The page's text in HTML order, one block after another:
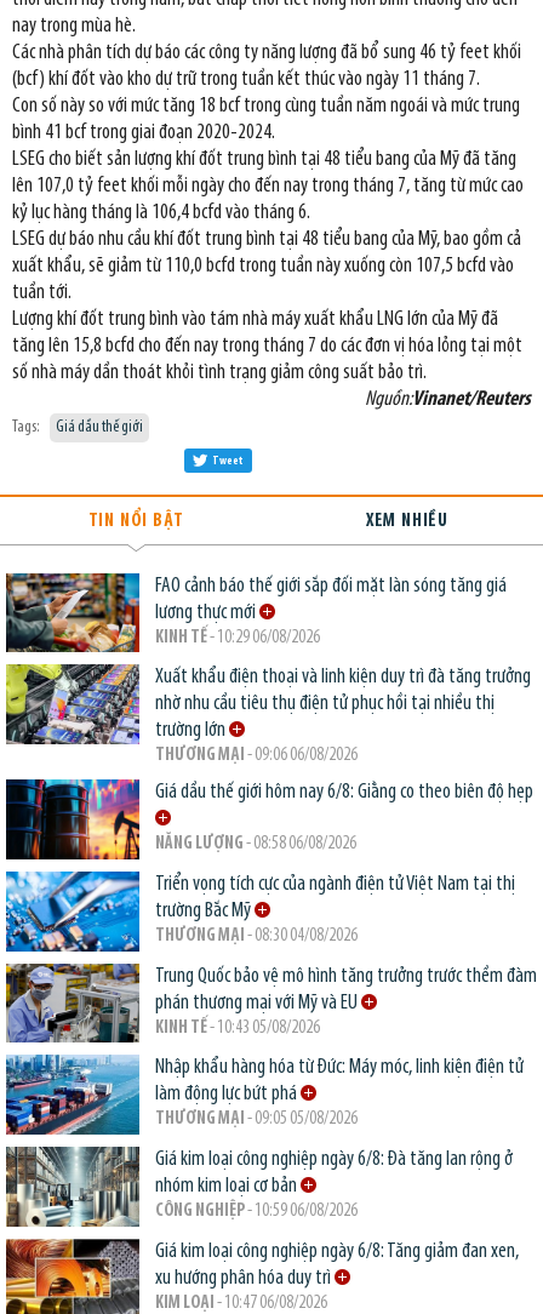
nay trong mùa hè.
Các nhà phân tích dự báo các công ty năng lượng đã bổ sung 46 tỷ feet khối
(bcf) khí đốt vào kho dự trữ trong tuần kết thúc vào ngày 11 tháng 7.
Con số này so với mức tăng 18 bcf trong cùng tuần năm ngoái và mức trung
bình 41 bcf trong giai đoạn 2020-2024.
LSEG cho biết sản lượng khí đốt trung bình tại 48 tiểu bang của Mỹ đã tăng
lên 107,0 tỷ feet khối mỗi ngày cho đến nay trong tháng 7, tăng từ mức cao
kỷ lục hàng tháng là 106,4 bcfd vào tháng 6.
LSEG dự báo nhu cầu khí đốt trung bình tại 48 tiểu bang của Mỹ, bao gồm cả
xuất khẩu, sẽ giảm từ 110,0 bcfd trong tuần này xuống còn 107,5 bcfd vào
tuần tới.
Lượng khí đốt trung bình vào tám nhà máy xuất khẩu LNG lớn của Mỹ đã
tăng lên 15,8 bcfd cho đến nay trong tháng 7 do các đơn vị hóa lỏng tại một
số nhà máy dần thoát khỏi tình trạng giảm công suất bảo trì.
Nguồn:Vinanet/Reuters
Tags: Giá dầu thế giới
Tweet
TIN NỔI BẬT XEM NHIỀU
FAO cảnh báo thế giới sắp đối mặt làn sóng tăng giá
lương thực mới
KINH TẾ- 10:29 06/08/2026
Xuất khẩu điện thoại và linh kiện duy trì đà tăng trưởng
nhờ nhu cầu tiêu thụ điện tử phục hồi tại nhiều thị
trường lớn
THƯƠNG MẠI - 09:06 06/08/2026
Giá dầu thế giới hôm nay 6/8: Giằng co theo biên độ hẹp
NĂNG LƯỢNG - 08:58 06/08/2026
Triển vọng tích cực của ngành điện tử Việt Nam tại thị
trường Bắc Mỹ
THƯƠNG MẠI - 08:30 04/08/2026
Trung Quốc bảo vệ mô hình tăng trưởng trước thềm đàm
phán thương mại với Mỹ và EU
KINH TẾ- 10:43 05/08/2026
Nhập khẩu hàng hóa từ Đức: Máy móc, linh kiện điện tử
làm động lực bứt phá
THƯƠNG MẠI - 09:05 05/08/2026
Giá kim loại công nghiệp ngày 6/8: Đà tăng lan rộng ở
nhóm kim loại cơ bản
CÔNG NGHIỆP- 10:59 06/08/2026
Giá kim loại công nghiệp ngày 6/8: Tăng giảm đan xen,
xu hướng phân hóa duy trì
KIM LOẠI - 10:47 06/08/2026